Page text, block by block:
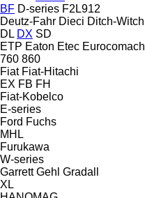
BF D-series F2L912
Deutz-Fahr Dieci Ditch-Witch
DL DX SD
ETP Eaton Etec Eurocomach
760 860
Fiat Fiat-Hitachi
EX FB FH
Fiat-Kobelco
E-series
Ford Fuchs
MHL
Furukawa
W-series
Garrett Gehl Gradall
XL